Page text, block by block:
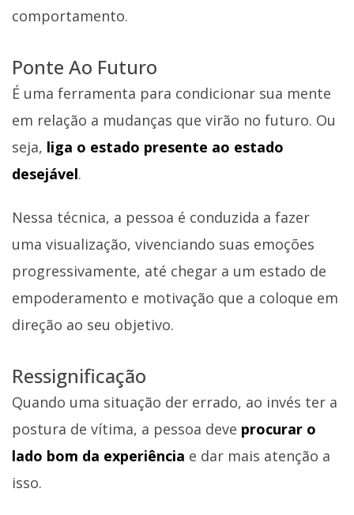
comportamento.
Ponte Ao Futuro
É uma ferramenta para condicionar sua mente
em relação a mudanças que virão no futuro. Ou
seja, liga o estado presente ao estado
desejável.
Nessa técnica, a pessoa é conduzida a fazer
uma visualização, vivenciando suas emoções
progressivamente, até chegar a um estado de
empoderamento e motivação que a coloque em
direção ao seu objetivo.
Ressignificação
Quando uma situação der errado, ao invés ter a
postura de vítima, a pessoa deve procurar o
lado bom da experiência e dar mais atenção a
isso.